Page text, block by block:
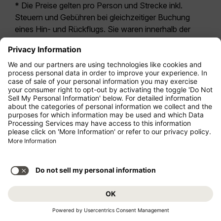
* Die Preise gelten pro Person und Strecke inkl.
Steuern und Gebühren bei gleichzeitiger Buchung
eines Hin- und Rückflugs. Sie waren innerhalb der
möglicherweise nicht mehr aktuell. Bei den für die
Economy Class angegebenen Tarifen handelt es
sich i.d.R. um Economy Zero, unsere restriktivste
Tarifoption. Es können hierfür zusätzliche Gebühren
fürAufgabegepäckoder für andere optionale
Leistungen anfallen. Es gelten dieAllgemeinen
Geschäftsbedingungen .